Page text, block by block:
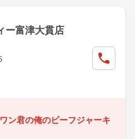
ー富津大貫店
ン君の俺のビーフジャーキ